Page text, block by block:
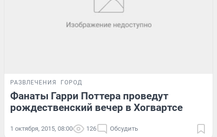
РАЗВЛЕЧЕНИЯ ГОРОД
Фанаты Гарри Поттера проведут
рождественский вечер в Хогвартсе
1 октября, 2015, 08:00 126 Обсудить